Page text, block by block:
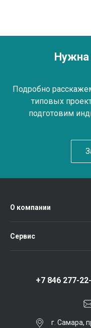
Нужна
Подробно
типовых
подготовим
О компании
Сервис
+7 846 277-
г. Самара,